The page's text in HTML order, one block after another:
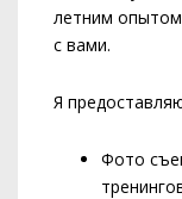
летним опытом
с вами.
Я
Фото